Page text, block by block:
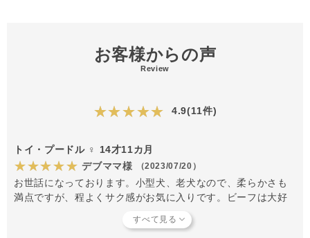
お客様からの声
Review
★★★★★ 4.9(11件)
トイ・プードル ♀ 14才11カ月
★★★★★ デブママ様 （2023/07/20）
お世話になっております。小型犬、老犬なので、柔らかさも
満点ですが、程よくサク感がお気に入りです。ビーフは大好